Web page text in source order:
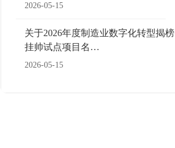
2026-05-15
关于2026年度制造业数字化转型揭榜
挂帅试点项目名…
2026-05-15